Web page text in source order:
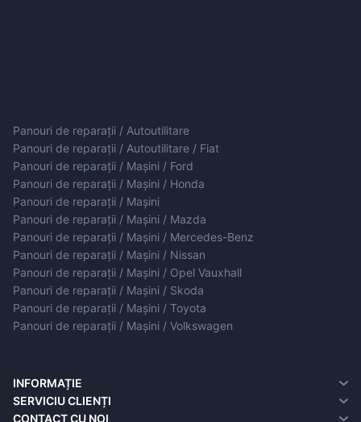
Panouri de reparații / Autoutilitare
Panouri de reparații / Autoutilitare / Fiat
Panouri de reparații / Mașini / Ford
Panouri de reparații / Mașini / Honda
Panouri de reparații / Mașini
Panouri de reparații / Mașini / Mazda
Panouri de reparații / Mașini / Mercedes-Benz
Panouri de reparații / Mașini / Nissan
Panouri de reparații / Mașini / Opel Vauxhall
Panouri de reparații / Mașini / Skoda
Panouri de reparații / Mașini / Toyota
Panouri de reparații / Mașini / Volkswagen
INFORMAȚIE
Despre noi
Informații de livrare
SERVICIU CLIENȚI
contact cu noi
CONTACT CU NOI